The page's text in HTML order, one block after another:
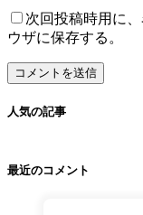
次回投稿時用に
ウザに保存する。
人気の記事
最近のコメント